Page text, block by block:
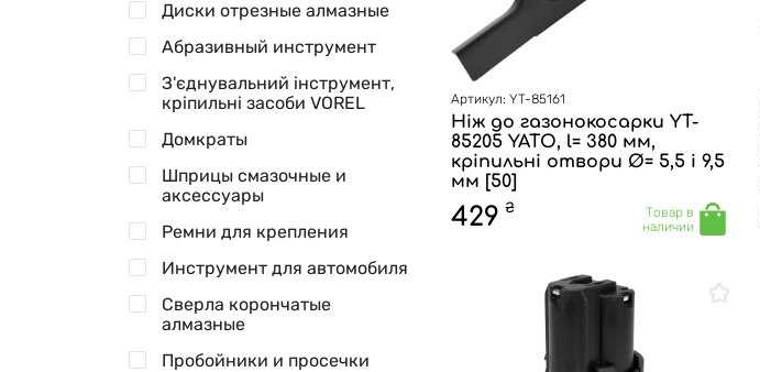
Диски отрезные алмазные
Абразивный инструмент
З'єднувальний інструмент,
кріпильні засоби VOREL
Домкраты
Шприцы смазочные и
аксессуары
Ремни для крепления
Инструмент для автомобиля
Сверла корончатые
алмазные
Пробойники и просечки
Артикул: YT-85161
Ніж до газонокосарки YT-
85205 YATO, l= 380 мм,
кріпильні отвори Ø= 5,5 і 9,5
мм [50]
429 ₴
Товар в
наличии